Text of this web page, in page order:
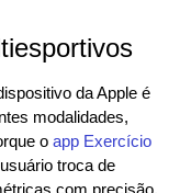
da Apple é
modalidades,
o app Exercício
troca de